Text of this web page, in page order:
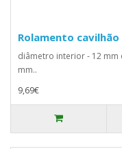
Rolamento
diâmetro interior - 12 mm
mm..
9,69€